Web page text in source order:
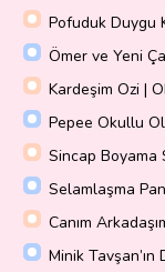
Pofuduk Duygu
Ömer ve Yeni
Kardeşim Ozi |
Pepee Okullu
Sincap Boyama
Selamlaşma
Canım
Minik Tavşan’ın